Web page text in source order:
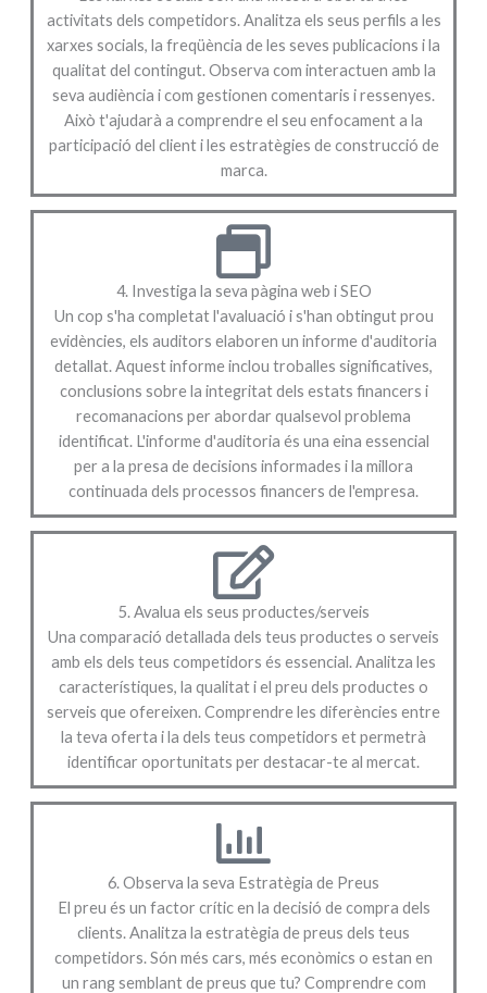
activitats dels competidors. Analitza els seus perfils a les
xarxes socials, la freqüència de les seves publicacions i la
qualitat del contingut. Observa com interactuen amb la
seva audiència i com gestionen comentaris i ressenyes.
Això t'ajudarà a comprendre el seu enfocament a la
participació del client i les estratègies de construcció de
marca.
4. Investiga la seva pàgina web i SEO
Un cop s'ha completat l'avaluació i s'han obtingut prou
evidències, els auditors elaboren un informe d'auditoria
detallat. Aquest informe inclou troballes significatives,
conclusions sobre la integritat dels estats financers i
recomanacions per abordar qualsevol problema
identificat. L'informe d'auditoria és una eina essencial
per a la presa de decisions informades i la millora
continuada dels processos financers de l'empresa.
5. Avalua els seus productes/serveis
Una comparació detallada dels teus productes o serveis
amb els dels teus competidors és essencial. Analitza les
característiques, la qualitat i el preu dels productes o
serveis que ofereixen. Comprendre les diferències entre
la teva oferta i la dels teus competidors et permetrà
identificar oportunitats per destacar-te al mercat.
6. Observa la seva Estratègia de Preus
El preu és un factor crític en la decisió de compra dels
clients. Analitza la estratègia de preus dels teus
competidors. Són més cars, més econòmics o estan en
un rang semblant de preus que tu? Comprendre com